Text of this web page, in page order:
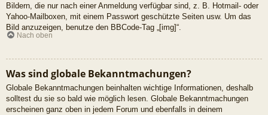
Bildern, die nur nach einer Anmeldung verfügbar sind, z. B. Hotmail- oder
Yahoo-Mailboxen, mit einem Passwort geschützte Seiten usw. Um das
Bild anzuzeigen, benutze den BBCode-Tag „[img]“.
Nach oben
Was sind globale Bekanntmachungen?
Globale Bekanntmachungen beinhalten wichtige Informationen, deshalb
solltest du sie so bald wie möglich lesen. Globale Bekanntmachungen
erscheinen ganz oben in jedem Forum und ebenfalls in deinem